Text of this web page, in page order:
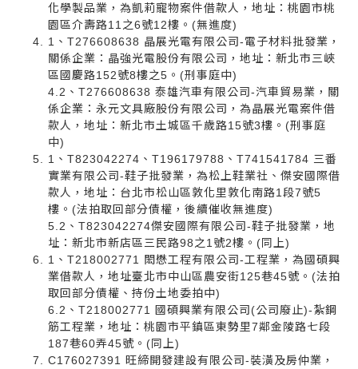
化學製品業，為凱莉寵物案件借款人，地址：桃園市桃
園區介壽路11之6號12樓。(無進度)
1、T276608638 晶展光電有限公司-電子材料批發業，
關係企業：晶強光電股份有限公司，地址：新北市三峽
區國慶路152號8樓之5。(刑事庭中)
4.2、T276608638 泰雄汽車有限公司-汽車貿易業，關
係企業：永元文具廠股份有限公司，為晶展光電案件借
款人，地址：新北市土城區千歲路15號3樓。(刑事庭
中)
1、T823042274、T196179788、T741541784 三番
實業有限公司-鞋子批發業，為松上鞋業社、傑安國際借
款人，地址：台北市松山區敦化里敦化南路1段7號5
樓。(法拍取回部分債權，後續催收無進度)
5.2、T823042274傑安國際有限公司-鞋子批發業，地
址：新北市新店區三民路98之1號2樓。(同上)
1、T218002771 閎懋工程有限公司-工程業，為國碩興
業借款人，地址臺北市中山區農安街125巷45號。(法拍
取回部分債權、持份土地委拍中)
6.2、T218002771 國碩興業有限公司(公司廢止)-紮鋼
筋工程業，地址：桃園市平鎮區東勢里7鄰金陵路七段
187巷60弄45號。(同上)
C176027391 旺締開發建設有限公司-裝潢及房仲業，